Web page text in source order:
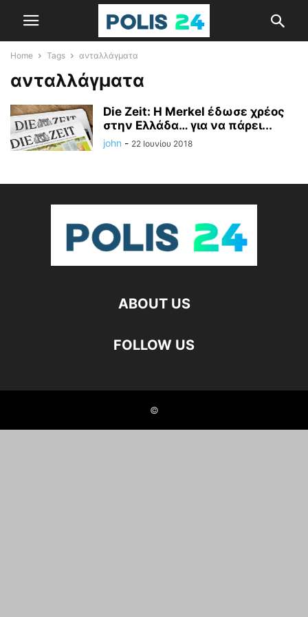
Home Tags ανταλλάγματα
ανταλλάγματα
Die Zeit: Η Merkel έδωσε χρέος
στην Ελλάδα… για να πάρει...
john - 22 Ιουνίου 2018
ABOUT US
FOLLOW US
©